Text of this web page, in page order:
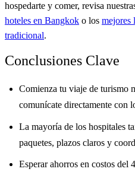
hospedarte y comer, revisa
hoteles en Bangkok o los mejores
tradicional.
Conclusiones Clave
Comienza tu viaje de turismo
comunícate directamente con
La mayoría de los hospitales
paquetes, plazos claros y
Esperar ahorros en costos del